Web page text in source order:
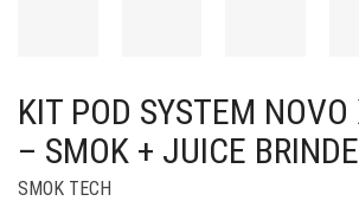
KIT POD SYSTEM
– SMOK + JUICE BRINDE
SMOK TECH